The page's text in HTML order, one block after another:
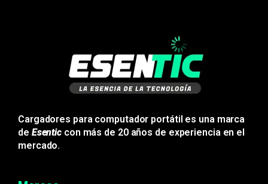
Cargadores para computador portátil es una marca
de Esentic con más de 20 años de experiencia en el
mercado.